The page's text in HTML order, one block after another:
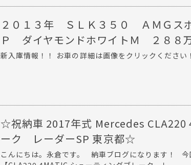
２０１３年 ＳＬＫ３５０ ＡＭＧス
Ｐ ダイヤモンドホワイトＭ ２８８
新入庫情報！！ お車の詳細は画像をクリックくだ
☆祝納車 2017年式 Mercedes CLA220
ーク レーダーSP 東京都☆
こんにちは。永倉です。 納車ブログになります！